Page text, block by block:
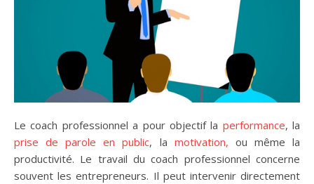
Le coach professionnel a pour objectif la performance, la
prise de parole en public, la motivation, ou même la
productivité. Le travail du coach professionnel concerne
souvent les entrepreneurs. Il peut intervenir directement